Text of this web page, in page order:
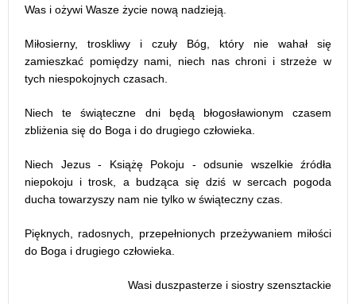
Was i ożywi Wasze życie nową nadzieją.
Miłosierny, troskliwy i czuły Bóg, który nie wahał się
zamieszkać pomiędzy nami, niech nas chroni i strzeże w
tych niespokojnych czasach.
Niech te świąteczne dni będą błogosławionym czasem
zbliżenia się do Boga i do drugiego człowieka.
Niech Jezus - Książę Pokoju - odsunie wszelkie źródła
niepokoju i trosk, a budząca się dziś w sercach pogoda
ducha towarzyszy nam nie tylko w świąteczny czas.
Pięknych, radosnych, przepełnionych przeżywaniem miłości
do Boga i drugiego człowieka.
Wasi duszpasterze i siostry szensztackie